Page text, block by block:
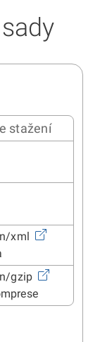
stažení
xml
gzip